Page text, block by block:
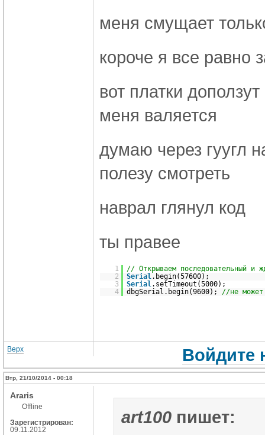
меня смущает
короче я все равно
вот платки
меня валяется
думаю через гуугл
полезу смотреть
наврал глянул код
ты правее
1
// Открываем последовательный и
2
Serial.begin(57600);
3
Serial.setTimeout(5000);
4
dbgSerial.begin(9600); //не
Верх Войдите
Втр, 21/10/2014 - 00:18
Araris
Offline
Зарегистрирован:
09.11.2012
art100 пишет: